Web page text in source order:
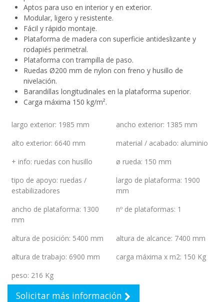
Aptos para uso en interior y en exterior.
Modular, ligero y resistente.
Fácil y rápido montaje.
Plataforma de madera con superficie antideslizante y
rodapiés perimetral.
Plataforma con trampilla de paso.
Ruedas Ø200 mm de nylon con freno y husillo de
nivelación.
Barandillas longitudinales en la plataforma superior.
Carga máxima 150 kg/m².
largo exterior: 1985 mm ancho exterior: 1385 mm
alto exterior: 6640 mm material / acabado: aluminio
+ info: ruedas con husillo ø rueda: 150 mm
tipo de apoyo: ruedas /
estabilizadores
largo de plataforma: 1900
mm
ancho de plataforma: 1300
mm
nº de plataformas: 1
altura de posición: 5400 mm altura de alcance: 7400 mm
altura de trabajo: 6900 mm carga máxima x m2: 150 Kg
peso: 216 Kg
Solicitar más información